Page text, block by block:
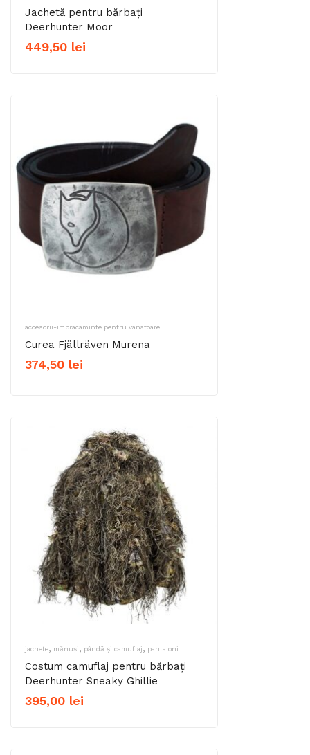
Jachetă pentru bărbați
Deerhunter Moor
449,50 lei
accesorii-imbracaminte pentru vanatoare
Curea Fjällräven Murena
374,50 lei
jachete, mănuși, pândă și camuflaj, pantaloni
Costum camuflaj pentru bărbați
Deerhunter Sneaky Ghillie
395,00 lei